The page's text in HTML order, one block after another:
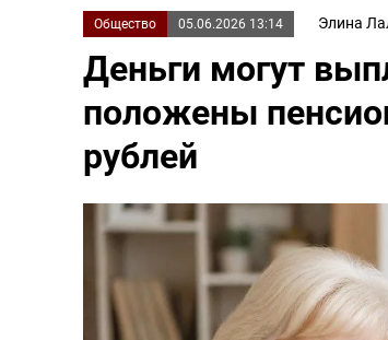
Общество 05.06.2026 13:14 Элина
Деньги могут
положены
рублей